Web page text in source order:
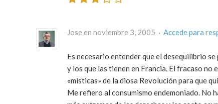
Jose en noviembre 3, 2005 · Accede para
Es necesario entender que el desequilibrio
y los que las tienen en Francia. El fracaso no
«misticas» de la diosa Revolución para que
Me refiero al consumismo endemoniado. No